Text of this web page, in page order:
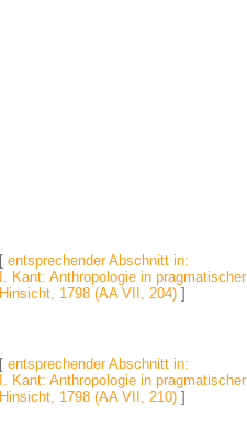
[ entsprechender Abschnitt in:
I. Kant: Anthropologie in pragmatischer
Hinsicht, 1798 (AA VII, 204) ]
[ entsprechender Abschnitt in:
I. Kant: Anthropologie in pragmatischer
Hinsicht, 1798 (AA VII, 210) ]